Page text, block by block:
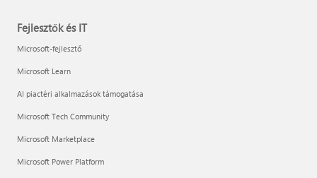
Fejlesztők és IT
Microsoft-fejlesztő
Microsoft Learn
AI piactéri alkalmazások támogatása
Microsoft Tech Community
Microsoft Marketplace
Microsoft Power Platform